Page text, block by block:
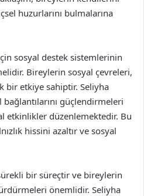
huzurlarını bulmalarına
sosyal destek sistemlerinin
Bireylerin sosyal çevreleri,
bir etkiye sahiptir. Seliyha
güçlendirmeleri
etkinlikler düzenlemektedir. Bu
hissini azaltır ve sosyal
bir süreçtir ve bireylerin
önemlidir. Seliyha